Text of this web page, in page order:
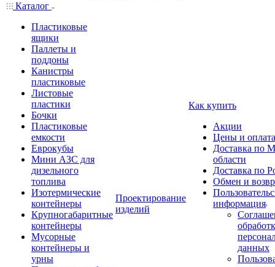
Каталог
Пластиковые
ящики
Паллеты и
поддоны
Канистры
пластиковые
Листовые
пластики
Бочки
Пластиковые
емкости
Еврокубы
Мини АЗС для
дизельного
топлива
Изотермические
контейнеры
Крупногабаритные
контейнеры
Мусорные
контейнеры и
урны
Проектирование
изделий
Как купить
Акции
Цены и оплата
Доставка по
области
Доставка по
Обмен и
информация
данных